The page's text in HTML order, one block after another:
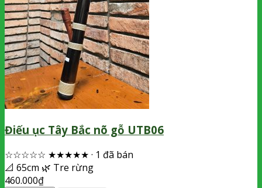
Điếu ục Tây Bắc nõ gỗ UTB06
☆☆☆☆☆ ★★★★★ · 1 đã bán
📐 65cm 🌿 Tre rừng
460.000₫